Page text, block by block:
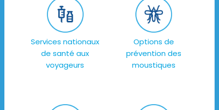
Services nationaux
de santé aux
voyageurs
Options de
prévention des
moustiques